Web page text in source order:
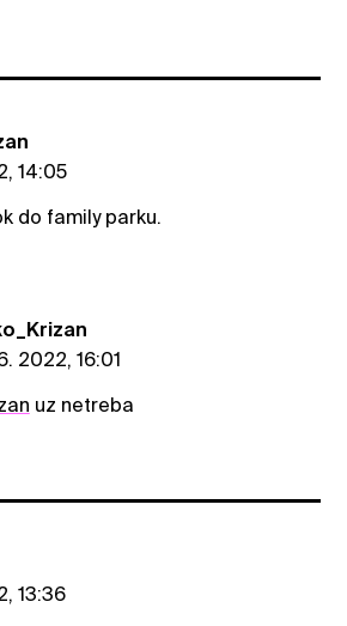
14:05
do family parku.
2022, 16:01
uz netreba
13:36